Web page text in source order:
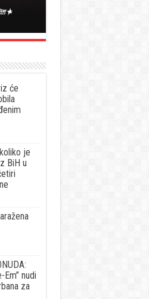
će
je
BiH u
nudi
za